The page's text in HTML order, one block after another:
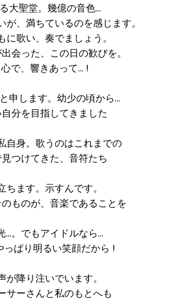
大聖堂。幾億の音色…
が、満ちているのを感じます。
に歌い、奏でましょう。
会った、この日の歓びを。
で、響きあって… !
申します。幼少の頃から…
分を目指してきました
自身。歌うのはこれまでの
つけてきた、音符たち
ちます。示すんです。
ものが、音楽であることを
…。でもアイドルなら…
っぱり明るい笑顔だから !
が降り注いでいます。
サーさんと私のもとへも